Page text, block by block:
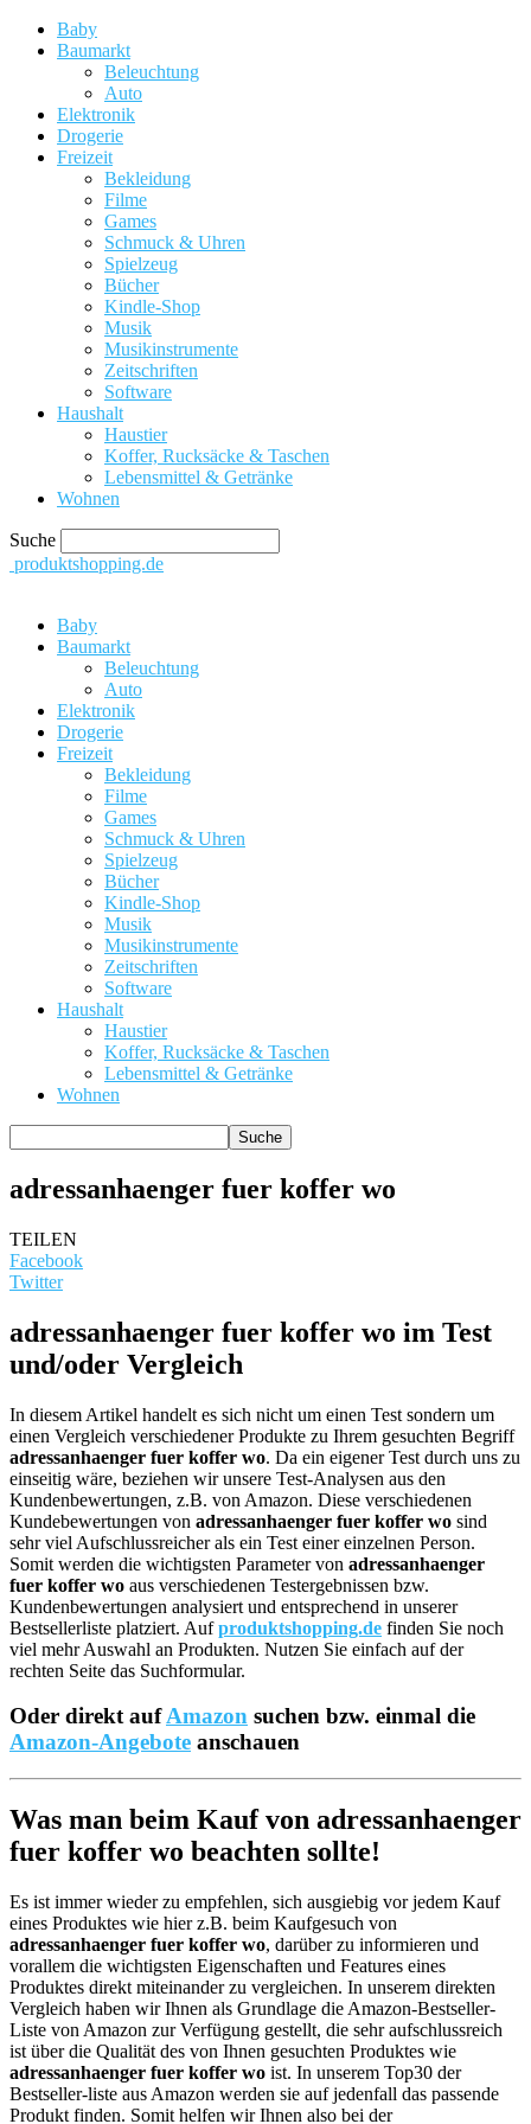
Baby
Baumarkt
Beleuchtung
Auto
Elektronik
Drogerie
Freizeit
Bekleidung
Filme
Games
Schmuck & Uhren
Spielzeug
Bücher
Kindle-Shop
Musik
Musikinstrumente
Zeitschriften
Software
Haushalt
Haustier
Koffer, Rucksäcke & Taschen
Lebensmittel & Getränke
Wohnen
Suche
produktshopping.de
Baby
Baumarkt
Beleuchtung
Auto
Elektronik
Drogerie
Freizeit
Bekleidung
Filme
Games
Schmuck & Uhren
Spielzeug
Bücher
Kindle-Shop
Musik
Musikinstrumente
Zeitschriften
Software
Haushalt
Haustier
Koffer, Rucksäcke & Taschen
Lebensmittel & Getränke
Wohnen
adressanhaenger fuer koffer wo
TEILEN
Facebook
Twitter
adressanhaenger fuer koffer wo im Test
und/oder Vergleich
In diesem Artikel handelt es sich nicht um einen Test sondern um
einen Vergleich verschiedener Produkte zu Ihrem gesuchten Begriff
adressanhaenger fuer koffer wo. Da ein eigener Test durch uns zu
einseitig wäre, beziehen wir unsere Test-Analysen aus den
Kundenbewertungen, z.B. von Amazon. Diese verschiedenen
Kundebewertungen von adressanhaenger fuer koffer wo sind
sehr viel Aufschlussreicher als ein Test einer einzelnen Person.
Somit werden die wichtigsten Parameter von adressanhaenger
fuer koffer wo aus verschiedenen Testergebnissen bzw.
Kundenbewertungen analysiert und entsprechend in unserer
Bestsellerliste platziert. Aufproduktshopping.de finden Sie noch
viel mehr Auswahl an Produkten. Nutzen Sie einfach auf der
rechten Seite das Suchformular.
Oder direkt aufAmazon suchen bzw. einmal die
Amazon-Angebote anschauen
Was man beim Kauf von adressanhaenger
fuer koffer wo beachten sollte!
Es ist immer wieder zu empfehlen, sich ausgiebig vor jedem Kauf
eines Produktes wie hier z.B. beim Kaufgesuch von
adressanhaenger fuer koffer wo, darüber zu informieren und
vorallem die wichtigsten Eigenschaften und Features eines
Produktes direkt miteinander zu vergleichen. In unserem direkten
Vergleich haben wir Ihnen als Grundlage die Amazon-Bestseller-
Liste von Amazon zur Verfügung gestellt, die sehr aufschlussreich
ist über die Qualität des von Ihnen gesuchten Produktes wie
adressanhaenger fuer koffer wo ist. In unserem Top30 der
Bestseller-liste aus Amazon werden sie auf jedenfall das passende
Produkt finden. Somit helfen wir Ihnen also bei der